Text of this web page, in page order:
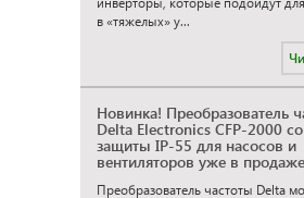
в «тяжелых» у...
Новинка! Преобразователь
Delta Electronics CFP-2000
защиты IP-55 для насосов и
вентиляторов уже в
Преобразователь частоты Delta